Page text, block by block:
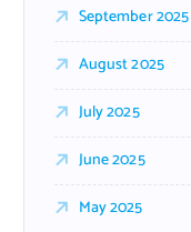
September 2025
August 2025
July 2025
June 2025
May 2025